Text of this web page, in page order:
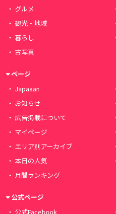
グルメ
観光・地域
暮らし
古写真
ページ
Japaaan
お知らせ
広告掲載について
マイページ
エリア別アーカイブ
本日の人気
月間ランキング
公式ページ
公式Facebook